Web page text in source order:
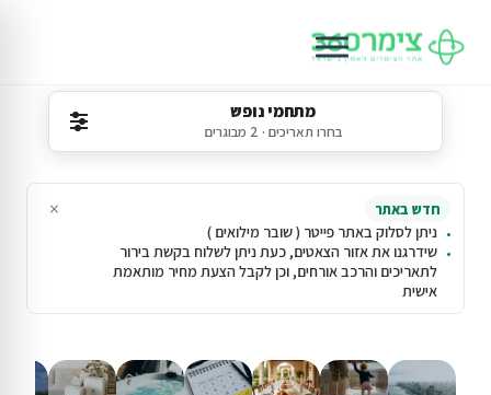
מתחמי נופש
בחרו תאריכים · 2 מבוגרים
חדש באתר
ניתן לסלוק באתר פייטר ( שובר מילואים )
שידרגנו את אזור הצאטים, כעת ניתן לשלוח בקשת בירור
לתאריכים והרכב אורחים, וכן לקבל הצעת מחיר מותאמת
אישית
×